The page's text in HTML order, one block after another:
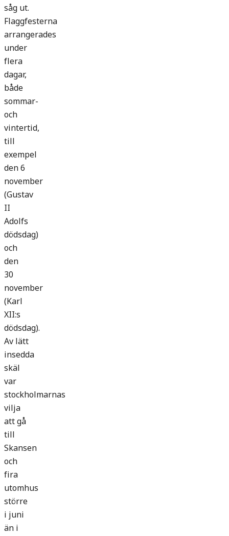
såg ut.
Flaggfesterna
arrangerades
under
flera
dagar,
både
sommar-
och
vintertid,
till
exempel
den 6
november
(Gustav
II
Adolfs
dödsdag)
och
den
30
november
(Karl
XII:s
dödsdag).
Av lätt
insedda
skäl
var
stockholmarnas
vilja
att gå
till
Skansen
och
fira
utomhus
större
i juni
än i